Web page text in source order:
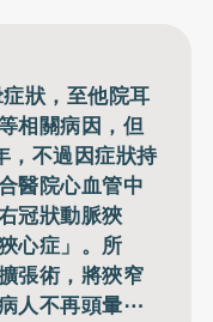
狀，至他院耳
相關病因，但
，不過因症狀持
醫院心血管中
冠狀動脈狹
心症」。所
張術，將狹窄
人不再頭暈⋯